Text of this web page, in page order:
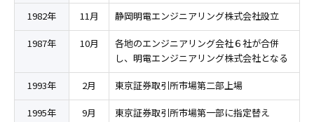
1982年 11月 静岡明電エンジニアリング株式会社設立
1987年 10月
各地のエンジニアリング会社６社が合併
し、明電エンジニアリング株式会社となる
1993年 2月 東京証券取引所市場第二部上場
1995年 9月 東京証券取引所市場第一部に指定替え